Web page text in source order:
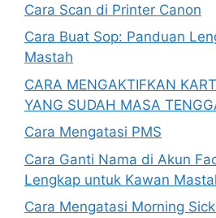
Cara Scan di Printer Canon
Cara Buat Sop: Panduan
Mastah
CARA MENGAKTIFKAN
YANG SUDAH MASA
Cara Mengatasi PMS
Cara Ganti Nama di Akun
Lengkap untuk Kawan
Cara Mengatasi Morning